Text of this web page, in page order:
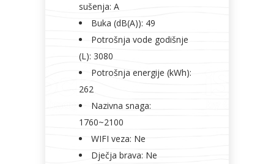
sušenja: A
Buka (dB(A)): 49
Potrošnja vode godišnje
(L): 3080
Potrošnja energije (kWh):
262
Nazivna snaga:
1760~2100
WIFI veza: Ne
Dječja brava: Ne